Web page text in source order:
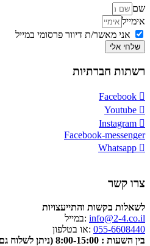
שם
אימייל
אני מאשר/ת דיוור פרסומי במייל
שלחי אלי
רשתות חברתיות
Facebook
Youtube
Instagram
Facebook-messenger
Whatsapp
צרו קשר
לשאלות בקשות והתייעצויות
info@2-4.co.il :במייל
055-6608440 :או בטלפון
בין השעות : 8:00-15:00 (ניתן לשלוח גם וואטסאפ)